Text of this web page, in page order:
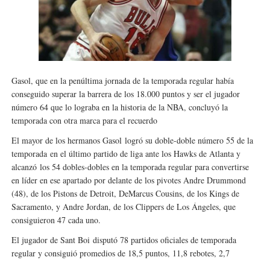
Mundial de lacrosse femenino 2026 (Tokio, Japón) -
Máxima celebración en el último Impact! con Jason
Raquel Rodriguez es la nueva monarca
Campeonato de Europa de atletismo femenino 2026
Gasol, que en la penúltima jornada de la temporada regular había
conseguido superar la barrera de los 18.000 puntos y ser el jugador
número 64 que lo lograba en la historia de la NBA, concluyó la
temporada con otra marca para el recuerdo
El mayor de los hermanos Gasol logró su doble-doble número 55 de la
temporada en el último partido de liga ante los Hawks de Atlanta y
alcanzó los 54 dobles-dobles en la temporada regular para convertirse
en líder en ese apartado por delante de los pivotes Andre Drummond
(48), de los Pistons de Detroit, DeMarcus Cousins, de los Kings de
Sacramento, y Andre Jordan, de los Clippers de Los Ángeles, que
consiguieron 47 cada uno.
El jugador de Sant Boidisputó 78 partidos oficiales de temporada
regular y consiguió promedios de 18,5 puntos, 11,8 rebotes, 2,7